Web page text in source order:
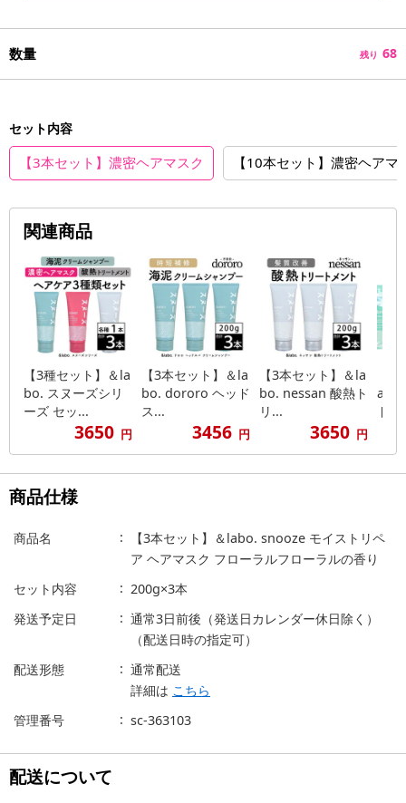
数量 残り 68
セット内容
【3本セット】濃密ヘアマスク 【10本セット】濃密ヘアマ
関連商品
【3種セット】＆la
bo. スヌーズシリ
ーズ セッ...
3650 円
【3本セット】＆la
bo. dororo ヘッド
ス...
3456 円
【3本セット】＆la
bo. nessan 酸熱ト
リ...
3650 円
ド...
商品仕様
商品名
【3本セット】＆labo. snooze モイストリペ
ア ヘアマスク フローラルフローラルの香り
セット内容
200g×3本
発送予定日
通常3日前後（発送日カレンダー休日除く）
（配送日時の指定可）
配送形態
通常配送
詳細は こちら
管理番号
sc-363103
配送について